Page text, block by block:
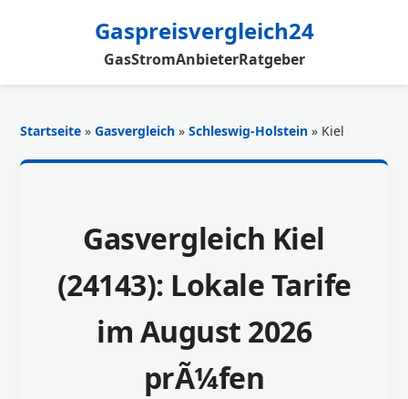
Gaspreisvergleich24
GasStromAnbieterRatgeber
Startseite »Gasvergleich »Schleswig-Holstein » Kiel
Gasvergleich Kiel
(24143): Lokale Tarife
im August 2026
prÃ¼fen